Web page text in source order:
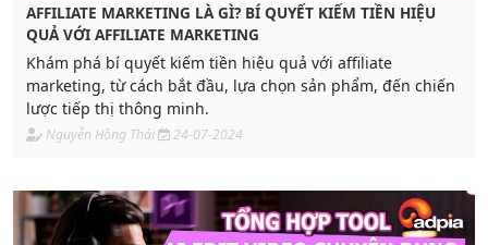
AFFILIATE MARKETING LÀ GÌ? BÍ QUYẾT KIẾM TIỀN HIỆU
QUẢ VỚI AFFILIATE MARKETING
Khám phá bí quyết kiếm tiền hiệu quả với affiliate
marketing, từ cách bắt đầu, lựa chọn sản phẩm, đến chiến
lược tiếp thị thông minh.
Nguyễn Hồng Thái 24-07-2024